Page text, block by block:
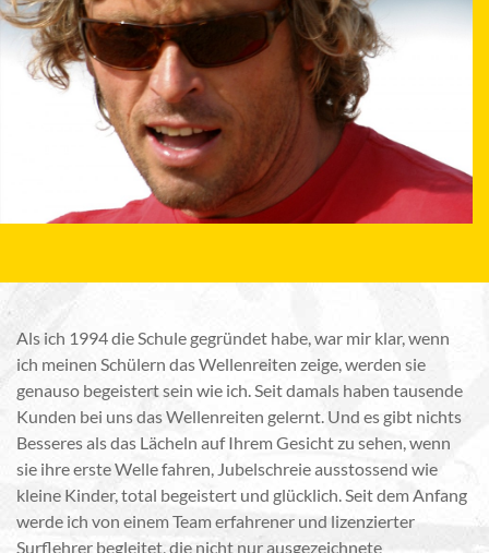
Als ich 1994 die Schule gegründet habe, war mir klar, wenn
ich meinen Schülern das Wellenreiten zeige, werden sie
genauso begeistert sein wie ich. Seit damals haben tausende
Kunden bei uns das Wellenreiten gelernt. Und es gibt nichts
Besseres als das Lächeln auf Ihrem Gesicht zu sehen, wenn
sie ihre erste Welle fahren, Jubelschreie ausstossend wie
kleine Kinder, total begeistert und glücklich. Seit dem Anfang
werde ich von einem Team erfahrener und lizenzierter
Surflehrer begleitet, die nicht nur ausgezeichnete